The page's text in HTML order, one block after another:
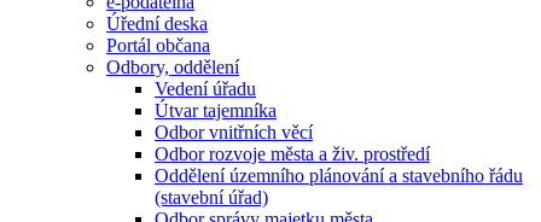
Úřední deska
Portál občana
Odbory, oddělení
Vedení úřadu
Útvar tajemníka
Odbor vnitřních věcí
Odbor rozvoje města a živ. prostředí
Oddělení územního plánování a stavebního řádu
(stavební úřad)